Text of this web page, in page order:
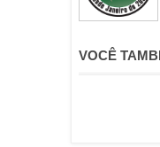
VOCÊ